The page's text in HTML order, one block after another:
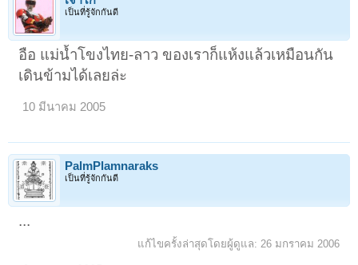
เป็นที่รู้จักกันดี
อือ แม่น้ำโขงไทย-ลาว ของเราก็แห้งแล้วเหมือนกัน
เดินข้ามได้เลยล่ะ
10 มีนาคม 2005
PalmPlamnaraks
เป็นที่รู้จักกันดี
...
แก้ไขครั้งล่าสุดโดยผู้ดูแล: 26 มกราคม 2006